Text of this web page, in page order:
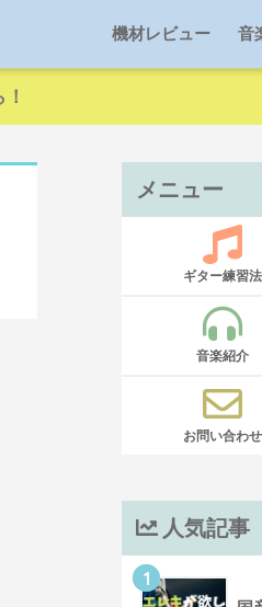
機材レビュー 音
メニュー
ギター練習法
音楽紹介
お問い合わせ
人気記事
1